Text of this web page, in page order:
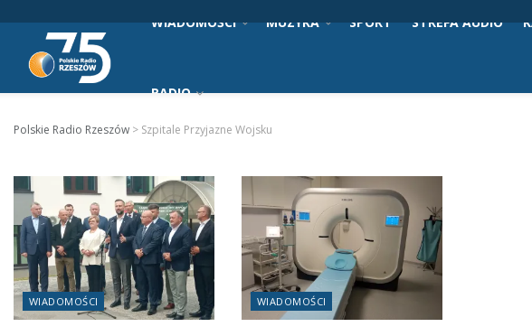
WIADOMOŚCI MUZYKA SPORT STREFA AUDIO
RADIO
Polskie Radio Rzeszów > Szpitale Przyjazne Wojsku
WIADOMOŚCI WIADOMOŚCI